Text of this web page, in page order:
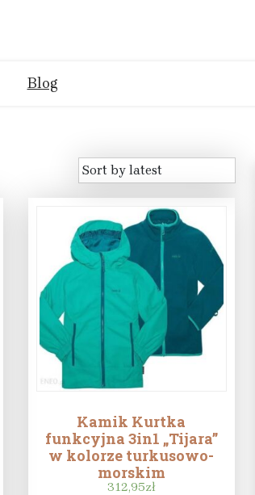
Blog
Kamik Kurtka
funkcyjna 3in1 „Tijara”
w kolorze turkusowo-
morskim
312,95zł